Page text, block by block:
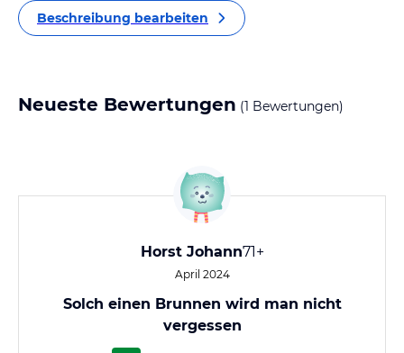
Beschreibung bearbeiten
Neueste Bewertungen (1 Bewertungen)
Horst Johann71+
April 2024
Solch einen Brunnen wird man nicht
vergessen